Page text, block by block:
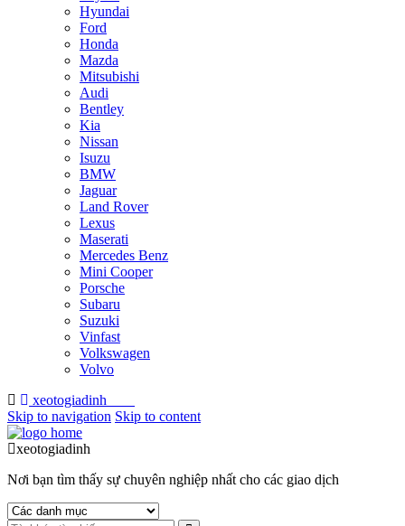
Hyundai
Ford
Honda
Mazda
Mitsubishi
Audi
Bentley
Kia
Nissan
Isuzu
BMW
Jaguar
Land Rover
Lexus
Maserati
Mercedes Benz
Mini Cooper
Porsche
Subaru
Suzuki
Vinfast
Volkswagen
Volvo
xeotogiadinh
Skip to navigation Skip to content
xeotogiadinh
Nơi bạn tìm thấy sự chuyên nghiệp nhất cho các giao dịch